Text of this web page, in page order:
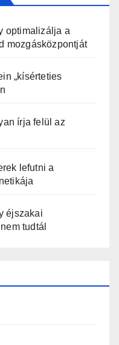
optimalizálja a
mozgásközpontját
„kísérteties
írja felül az
lefutni a
éjszakai
tudtál